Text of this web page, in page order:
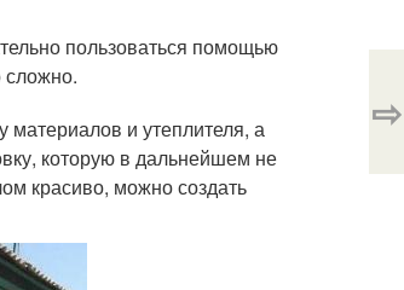
пользоваться помощью
сложно.
материалов и утеплителя, а
которую в дальнейшем не
красиво, можно создать
⇨